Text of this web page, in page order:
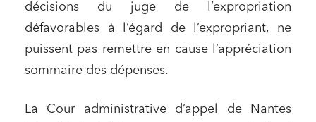
décisions du juge de l’expropriation
défavorables à l’égard de l’expropriant, ne
puissent pas remettre en cause l’appréciation
sommaire des dépenses.
La Cour administrative d’appel de Nantes
Associations et acteurs de l’économie sociale et